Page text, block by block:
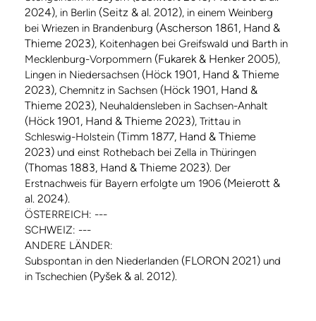
2024), in Berlin (Seitz & al. 2012), in einem Weinberg
bei Wriezen in Brandenburg (Ascherson 1861, Hand &
Thieme 2023), Koitenhagen bei Greifswald und Barth in
Mecklenburg-Vorpommern (Fukarek & Henker 2005),
Lingen in Niedersachsen (Höck 1901, Hand & Thieme
2023), Chemnitz in Sachsen (Höck 1901, Hand &
Thieme 2023), Neuhaldensleben in Sachsen-Anhalt
(Höck 1901, Hand & Thieme 2023), Trittau in
Schleswig-Holstein (Timm 1877, Hand & Thieme
2023) und einst Rothebach bei Zella in Thüringen
(Thomas 1883, Hand & Thieme 2023). Der
Erstnachweis für Bayern erfolgte um 1906 (Meierott &
al. 2024).
ÖSTERREICH: ---
SCHWEIZ: ---
ANDERE LÄNDER:
Subspontan in den Niederlanden (FLORON 2021) und
in Tschechien (Pyšek & al. 2012).